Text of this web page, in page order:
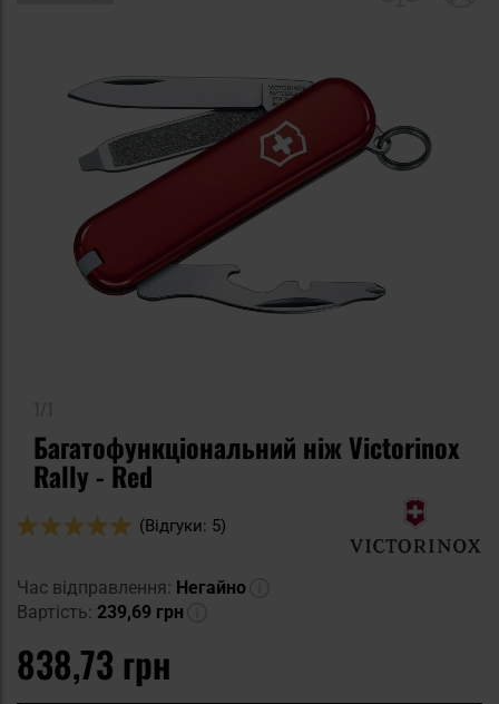
Багатофункціональний ніж Victorinox
Rally - Red
Оцінка:
(Відгуки: 5)
Час відправлення: Негайно
Вартість: 239,69 грн
838,73 грн